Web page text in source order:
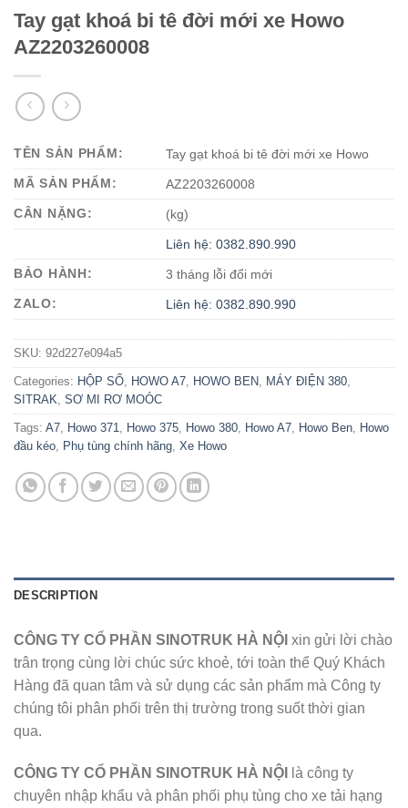
Tay gạt khoá bi tê đời mới xe Howo
AZ2203260008
TÊN SẢN PHẨM:
Tay gạt khoá bi tê đời mới xe Howo
MÃ SẢN PHẨM:
AZ2203260008
CÂN NẶNG:
(kg)
Liên hệ: 0382.890.990
BẢO HÀNH:
3 tháng lỗi đổi mới
ZALO:
Liên hệ: 0382.890.990
SKU: 92d227e094a5
Categories: HỘP SỐ, HOWO A7, HOWO BEN, MÁY ĐIỆN 380,
SITRAK, SƠ MI RƠ MOÓC
Tags: A7, Howo 371, Howo 375, Howo 380, Howo A7, Howo Ben, Howo
đầu kéo, Phụ tùng chính hãng, Xe Howo
DESCRIPTION
CÔNG TY CỔ PHẦN SINOTRUK HÀ NỘI xin gửi lời chào
trân trọng cùng lời chúc sức khoẻ, tới toàn thể Quý Khách
Hàng đã quan tâm và sử dụng các sản phẩm mà Công ty
chúng tôi phân phối trên thị trường trong suốt thời gian
qua.
CÔNG TY CỔ PHẦN SINOTRUK HÀ NỘI
là công ty
chuyên nhập khẩu và phân phối phụ tùng cho xe tải hạng